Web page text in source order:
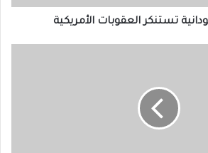
تستنكر العقوبات الأمريكية